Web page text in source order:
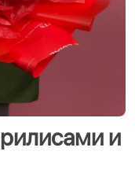
и